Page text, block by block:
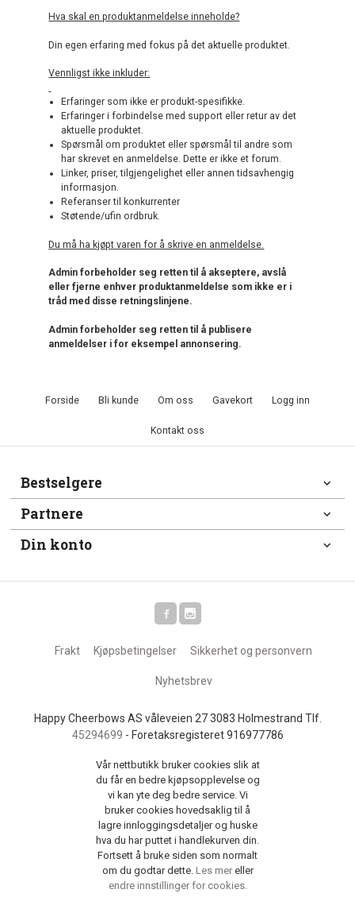
Hva skal en produktanmeldelse inneholde?
Din egen erfaring med fokus på det aktuelle produktet.
Vennligst ikke inkluder:
Erfaringer som ikke er produkt-spesifikke.
Erfaringer i forbindelse med support eller retur av det
aktuelle produktet.
Spørsmål om produktet eller spørsmål til andre som
har skrevet en anmeldelse. Dette er ikke et forum.
Linker, priser, tilgjengelighet eller annen tidsavhengig
informasjon.
Referanser til konkurrenter
Støtende/ufin ordbruk.
Du må ha kjøpt varen for å skrive en anmeldelse.
Admin forbeholder seg retten til å akseptere, avslå
eller fjerne enhver produktanmeldelse som ikke er i
tråd med disse retningslinjene.
Admin forbeholder seg retten til å publisere
anmeldelser i for eksempel annonsering.
Forside Bli kunde Om oss Gavekort Logg inn
Kontakt oss
Bestselgere
Partnere
Din konto
Frakt Kjøpsbetingelser Sikkerhet og personvern
Nyhetsbrev
Happy Cheerbows AS våleveien 27 3083 Holmestrand Tlf.
45294699 - Foretaksregisteret 916977786
Vår nettbutikk bruker cookies slik at
du får en bedre kjøpsopplevelse og
vi kan yte deg bedre service. Vi
bruker cookies hovedsaklig til å
lagre innloggingsdetaljer og huske
hva du har puttet i handlekurven din.
Fortsett å bruke siden som normalt
om du godtar dette. Les mer eller
endre innstillinger for cookies.